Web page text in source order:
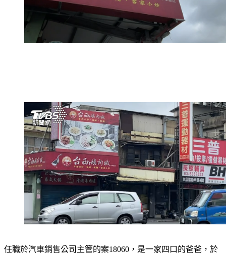
任職於汽車銷售公司主管的案18060，是一家四口的爸爸，於